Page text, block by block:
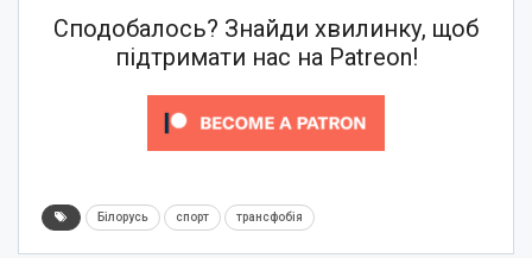
Сподобалось? Знайди хвилинку, щоб
підтримати нас на Patreon!
Білорусь спорт трансфобія